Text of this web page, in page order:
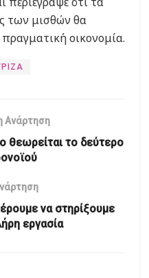
των μισθών θα
οικονομία.
Ανάρτηση
θεωρείται το δεύτερο
να στηρίξουμε
εργασία